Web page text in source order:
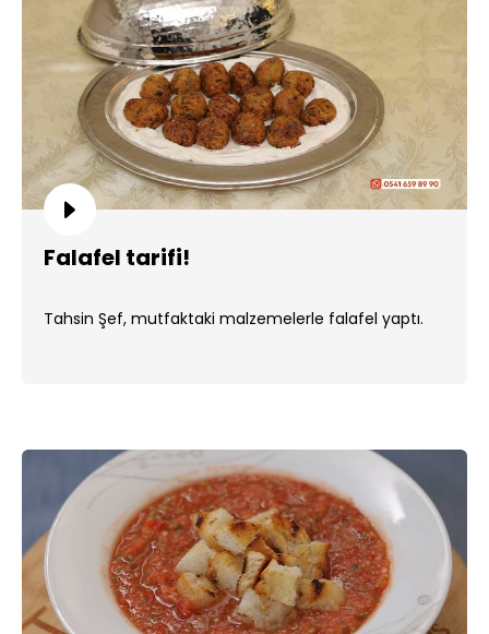
Falafel tarifi!
Tahsin Şef, mutfaktaki malzemelerle falafel yaptı.